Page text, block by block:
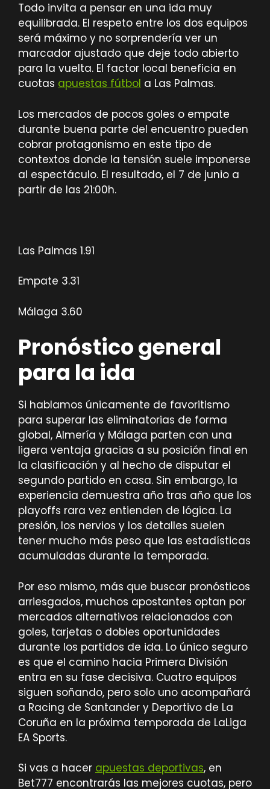
Todo invita a pensar en una ida muy
equilibrada. El respeto entre los dos equipos
será máximo y no sorprendería ver un
marcador ajustado que deje todo abierto
para la vuelta. El factor local beneficia en
cuotas apuestas fútbol a Las Palmas.
Los mercados de pocos goles o empate
durante buena parte del encuentro pueden
cobrar protagonismo en este tipo de
contextos donde la tensión suele imponerse
al espectáculo. El resultado, el 7 de junio a
partir de las 21:00h.
Las Palmas 1.91
Empate 3.31
Málaga 3.60
Pronóstico general
para la ida
Si hablamos únicamente de favoritismo
para superar las eliminatorias de forma
global, Almería y Málaga parten con una
ligera ventaja gracias a su posición final en
la clasificación y al hecho de disputar el
segundo partido en casa. Sin embargo, la
experiencia demuestra año tras año que los
playoffs rara vez entienden de lógica. La
presión, los nervios y los detalles suelen
tener mucho más peso que las estadísticas
acumuladas durante la temporada.
Por eso mismo, más que buscar pronósticos
arriesgados, muchos apostantes optan por
mercados alternativos relacionados con
goles, tarjetas o dobles oportunidades
durante los partidos de ida. Lo único seguro
es que el camino hacia Primera División
entra en su fase decisiva. Cuatro equipos
siguen soñando, pero solo uno acompañará
a Racing de Santander y Deportivo de La
Coruña en la próxima temporada de LaLiga
EA Sports.
Si vas a hacer apuestas deportivas, en
Bet777 encontrarás las mejores cuotas, pero